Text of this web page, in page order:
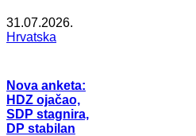
31.07.2026.
Hrvatska
Nova anketa:
HDZ ojačao,
SDP stagnira,
DP stabilan